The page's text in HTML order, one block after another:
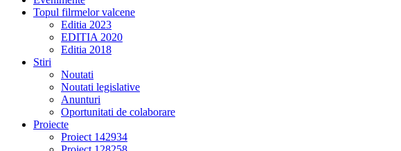
Topul filrmelor valcene
Editia 2023
EDITIA 2020
Editia 2018
Stiri
Noutati
Noutati legislative
Anunturi
Oportunitati de colaborare
Proiecte
Proiect 142934